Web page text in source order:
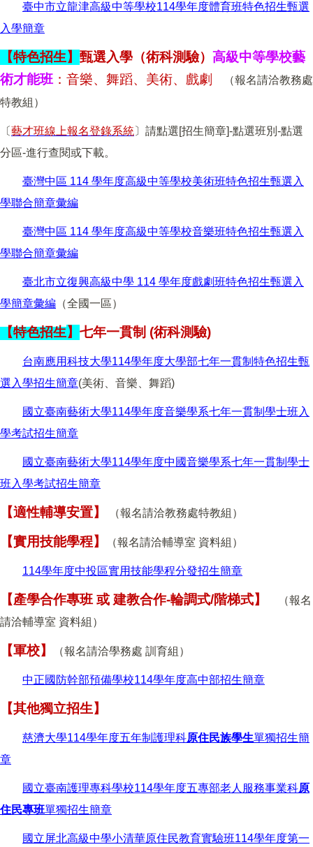
臺中市立龍津高級中等學校114學年度體育班特色招生甄選
入學簡章
【特色招生】 甄選入學（術科測驗） 高級中等學校藝
術才能班 ：音樂、舞蹈、美術、戲劇
（報名請洽教務處
特教組）
〔藝才班線上報名登錄系統〕請點選[招生簡章]-點選班別-點選
分區-進行查閱或下載。
臺灣中區 114 學年度高級中等學校美術班特色招生甄選入
學聯合簡章彙編
臺灣中區 114 學年度高級中等學校音樂班特色招生甄選入
學聯合簡章彙編
臺北市立復興高級中學 114 學年度戲劇班特色招生甄選入
學簡章彙編 （全國一區）
【特色招生】 七年一貫制 (術科測驗)
台南應用科技大學114學年度大學部七年一貫制特色招生甄
選入學招生簡章(美術、音樂、舞蹈)
國立臺南藝術大學114學年度音樂學系七年一貫制學士班入
學考試招生簡章
國立臺南藝術大學114學年度中國音樂學系七年一貫制學士
班入學考試招生簡章
【適性輔導安置】 （報名請洽教務處特教組）
【實用技能學程】 （報名請洽輔導室 資料組）
114學年度中投區實用技能學程分發招生簡章
【產學合作專班 或 建教合作-輪調式/階梯式】
（報名
請洽輔導室 資料組）
【軍校】 （報名請洽學務處 訓育組）
中正國防幹部預備學校114學年度高中部招生簡章
【其他獨立招生】
慈濟大學114學年度五年制護理科原住民族學生單獨招生簡
章
國立臺南護理專科學校114學年度五專部老人服務事業科原
住民專班單獨招生簡章
國立屏北高級中學小清華原住民教育實驗班114學年度第一